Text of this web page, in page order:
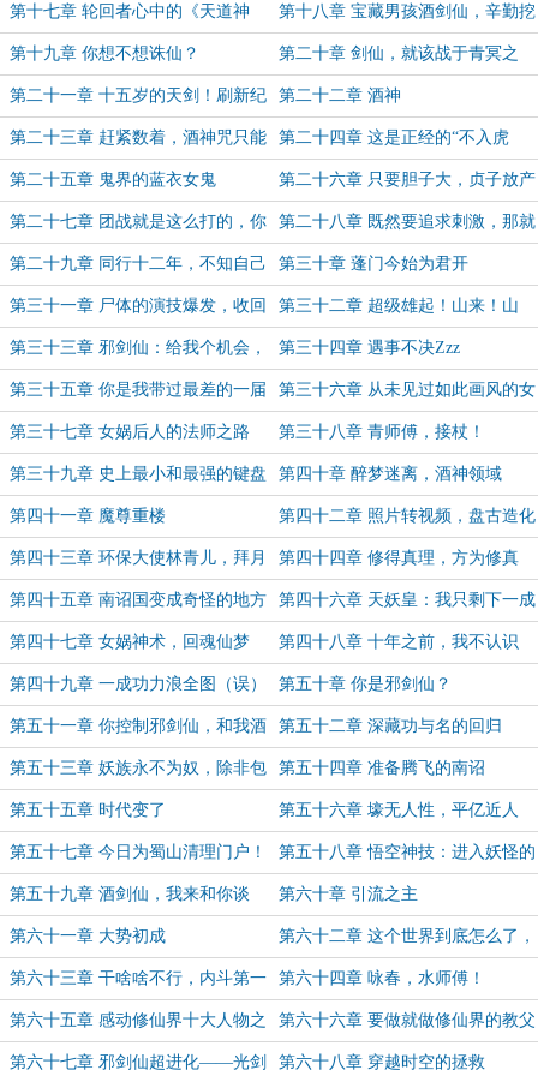
第十七章 轮回者心中的《天道神
功》
第十八章 宝藏男孩酒剑仙，辛勤挖
宝轮回者
第十九章 你想不想诛仙？ 第二十章 剑仙，就该战于青冥之
间，九天之上！
第二十一章 十五岁的天剑！刷新纪
录！
第二十二章 酒神
第二十三章 赶紧数着，酒神咒只能
用九次
第二十四章 这是正经的“不入虎
穴，焉得虎子”
第二十五章 鬼界的蓝衣女鬼 第二十六章 只要胆子大，贞子放产
假
第二十七章 团战就是这么打的，你
还真是个人才啊贞子
第二十八章 既然要追求刺激，那就
进行到底
第二十九章 同行十二年，不知自己
是叛徒
第三十章 蓬门今始为君开
第三十一章 尸体的演技爆发，收回
土灵珠！
第三十二章 超级雄起！山来！山
来！山来！
第三十三章 邪剑仙：给我个机会，
我想做个好仙
第三十四章 遇事不决Zzz
第三十五章 你是我带过最差的一届
救世主
第三十六章 从未见过如此画风的女
娲后人
第三十七章 女娲后人的法师之路 第三十八章 青师傅，接杖！
第三十九章 史上最小和最强的键盘
侠
第四十章 醉梦迷离，酒神领域
第四十一章 魔尊重楼 第四十二章 照片转视频，盘古造化
之悟
第四十三章 环保大使林青儿，拜月
教中小男孩
第四十四章 修得真理，方为修真
第四十五章 南诏国变成奇怪的地方
了……
第四十六章 天妖皇：我只剩下一成
功力了
第四十七章 女娲神术，回魂仙梦 第四十八章 十年之前，我不认识
你，尽情忽悠你……
第四十九章 一成功力浪全图（误） 第五十章 你是邪剑仙？
第五十一章 你控制邪剑仙，和我酒
剑仙有什么关系？
第五十二章 深藏功与名的回归
第五十三章 妖族永不为奴，除非包
吃和包住
第五十四章 准备腾飞的南诏
第五十五章 时代变了 第五十六章 壕无人性，平亿近人
第五十七章 今日为蜀山清理门户！ 第五十八章 悟空神技：进入妖怪的
身体里
第五十九章 酒剑仙，我来和你谈
判！
第六十章 引流之主
第六十一章 大势初成 第六十二章 这个世界到底怎么了，
谁是反派，谁是救世主？
第六十三章 干啥啥不行，内斗第一
名
第六十四章 咏春，水师傅！
第六十五章 感动修仙界十大人物之
酒剑仙
第六十六章 要做就做修仙界的教父
第六十七章 邪剑仙超进化——光剑 第六十八章 穿越时空的拯救